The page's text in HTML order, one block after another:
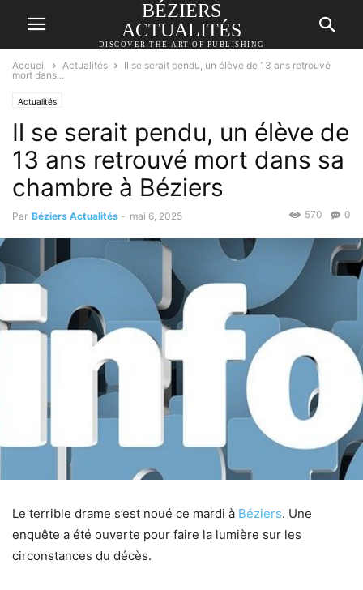
BÉZIERS
ACTUALITÉS
DISCOVER THE ART OF PUBLISHING
Accueil Actualités
Il se serait pendu, un élève de 13 ans retrouvé
mort dans...
Actualités
Il se serait pendu, un élève de
13 ans retrouvé mort dans sa
chambre à Béziers
Par Béziers Actualités - mai 6, 2025 0
570
Le terrible drame s’est noué ce mardi à Béziers. Une
enquête a été ouverte pour faire la lumière sur les
circonstances du décès.